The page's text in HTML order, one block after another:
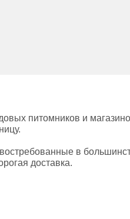
питомников и
в
доставка.